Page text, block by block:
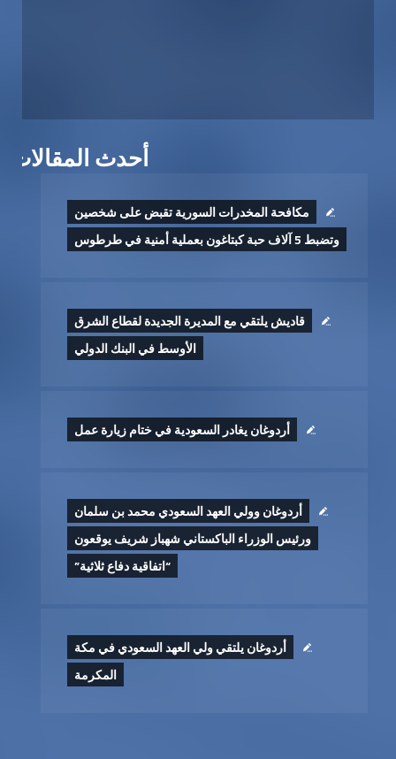
أحدث المقالات
مكافحة المخدرات السورية تقبض على شخصين
وتضبط 5 آلاف حبة كبتاغون بعملية أمنية في طرطوس
قاديش يلتقي مع المديرة الجديدة لقطاع الشرق
الأوسط في البنك الدولي
أردوغان يغادر السعودية في ختام زيارة عمل
أردوغان وولي العهد السعودي محمد بن سلمان
ورئيس الوزراء الباكستاني شهباز شريف يوقعون
“اتفاقية دفاع ثلاثية”
أردوغان يلتقي ولي العهد السعودي في مكة
المكرمة